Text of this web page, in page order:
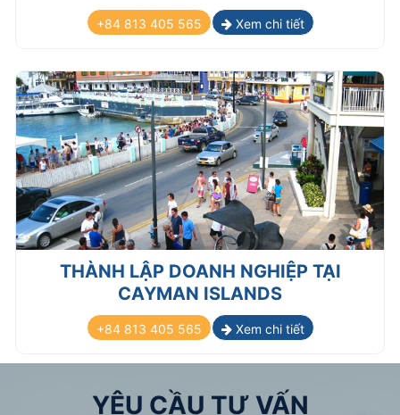
+84 813 405 565 Xem chi tiết
THÀNH LẬP DOANH NGHIỆP TẠI
CAYMAN ISLANDS
+84 813 405 565 Xem chi tiết
YÊU CẦU TƯ VẤN